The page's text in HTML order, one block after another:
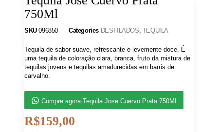
750Ml
SKU096850 Categories DESTILADOS, TEQUILA
Tequila de sabor suave, refrescante e levemente doce. É
uma tequila de coloração clara, branca, fruto da mistura de
tequilas jovens e tequilas amadurecidas em barris de
carvalho.
Compre agora Tequila Jose Cuervo Prata 750Ml
R$159,00